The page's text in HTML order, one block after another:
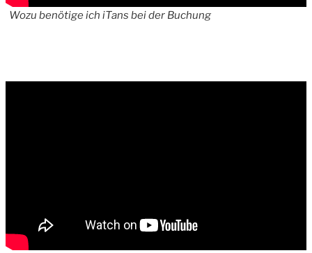
Wozu benötige ich iTans bei der Buchung